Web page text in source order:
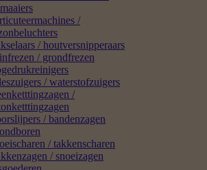
/
/ houtversnipperaars
/ grondfrezen
/ waterstofzuigers
/
/ bandenzagen
/ takkenscharen
/ snoeizagen